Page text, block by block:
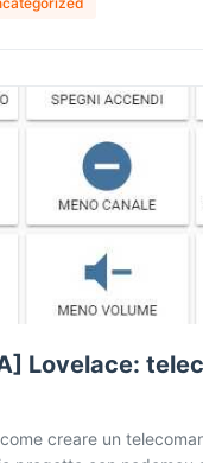
Lovelace:
creare un